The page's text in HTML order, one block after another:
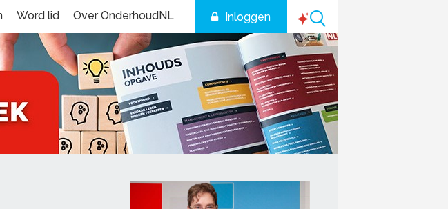
Inloggen
Word lid Over OnderhoudNL